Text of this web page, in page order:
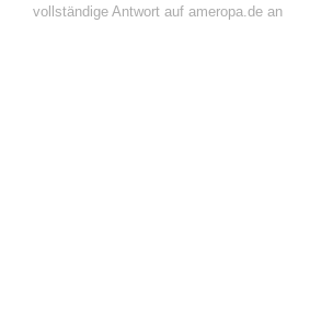
vollständige Antwort auf ameropa.de an